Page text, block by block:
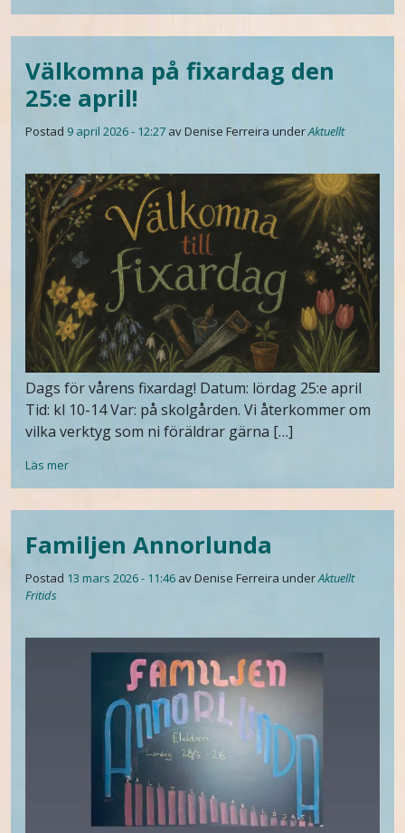
Välkomna på fixardag den
25:e april!
Postad 9 april 2026 - 12:27 av Denise Ferreira underAktuellt
Dags för vårens fixardag! Datum: lördag 25:e april
Tid: kl 10-14 Var: på skolgården. Vi återkommer om
vilka verktyg som ni föräldrar gärna […]
Läs mer
Familjen Annorlunda
Postad 13 mars 2026 - 11:46 av Denise Ferreira underAktuellt
Fritids